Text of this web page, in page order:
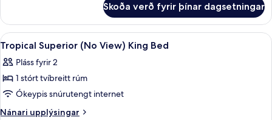
Twin
Bed
Superior
(No
View)
Twin
Bed
Skoða verð fyrir þínar dagsetningar
Skoða
allar
myndir
fyrir
Tropical
Superior
Míníbar, öryggishólf í herbergi,
8
Tropical Superior (No View) King Bed
Pláss fyrir 2
1 stórt tvíbreitt rúm
Ókeypis snúrutengt internet
Nánari upplýsingar
Nánari